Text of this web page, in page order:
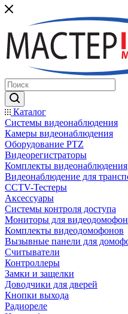
Каталог
Системы видеонаблюдения
Камеры видеонаблюдения
Оборудование PTZ
Видеорегистраторы
Комплекты видеонаблюдения
Видеонаблюдение для
CCTV-Тестеры
Аксессуары
Системы контроля доступа
Мониторы для
Комплекты видеодомофонов
Вызывные панели для
Считыватели
Контроллеры
Замки и защелки
Доводчики для дверей
Кнопки выхода
Радиореле